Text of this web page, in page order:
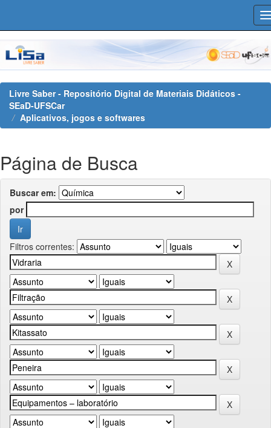
navigation
Livre Saber - Repositório Digital de Materiais Didáticos -
SEaD-UFSCar
Aplicativos, jogos e softwares
Página de Busca
Buscar em:
por
Filtros correntes: